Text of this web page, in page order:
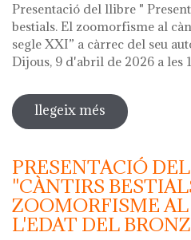
Presentació del llibre "
bestials. El zoomorfisme al
segle XXI” a càrrec del seu
Dijous, 9 d'abril de 2026 a les
llegeix més sobre hola
PRESENTACIÓ
"CÀNTIRS
ZOOMORFISME
L'EDAT DEL